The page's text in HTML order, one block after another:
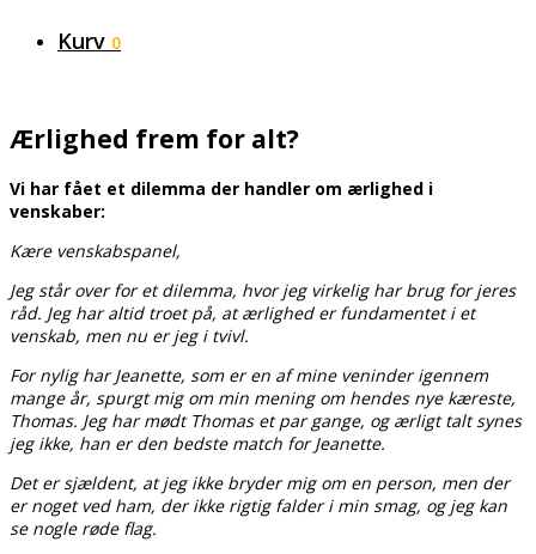
Kurv 0
Ærlighed frem for alt?
Vi har fået et dilemma der handler om ærlighed i
venskaber:
Kære venskabspanel,
Jeg står over for et dilemma, hvor jeg virkelig har brug for jeres
råd. Jeg har altid troet på, at ærlighed er fundamentet i et
venskab, men nu er jeg i tvivl.
For nylig har Jeanette, som er en af mine veninder igennem
mange år, spurgt mig om min mening om hendes nye kæreste,
Thomas. Jeg har mødt Thomas et par gange, og ærligt talt synes
jeg ikke, han er den bedste match for Jeanette.
Det er sjældent, at jeg ikke bryder mig om en person, men der
er noget ved ham, der ikke rigtig falder i min smag, og jeg kan
se nogle røde flag.